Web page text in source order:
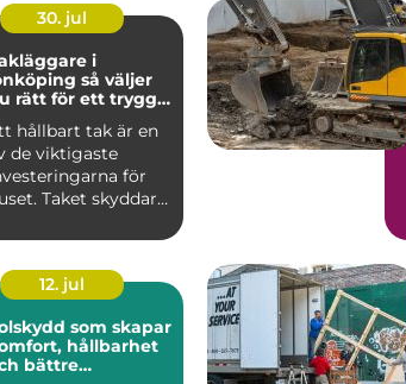
30. jul
i
så väljer
rätt för ett tryggt
hållbart tak är en
de viktigaste
för
Taket skyddar
12. jul
som skapar
hållbarhet
bättre